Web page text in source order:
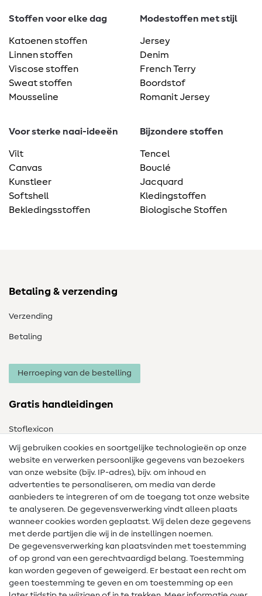
Stoffen voor elke dag
Katoenen stoffen
Linnen stoffen
Viscose stoffen
Sweat stoffen
Mousseline
Modestoffen met stijl
Jersey
Denim
French Terry
Boordstof
Romanit Jersey
Voor sterke naai-ideeën
Vilt
Canvas
Kunstleer
Softshell
Bekledingsstoffen
Bijzondere stoffen
Tencel
Bouclé
Jacquard
Kledingstoffen
Biologische Stoffen
Betaling & verzending
Verzending
Betaling
Herroeping van de bestelling
Gratis handleidingen
Stoflexicon
Naailexicon
Gratis Naaipatronen
Hulp & contact
Contact
Wijziging van eigenaar
FAQ
Herroepingsrecht
Wij gebruiken cookies en soortgelijke technologieën op onze
website en verwerken persoonlijke gegevens van bezoekers
van onze website (bijv. IP-adres), bijv. om inhoud en
advertenties te personaliseren, om media van derde
aanbieders te integreren of om de toegang tot onze website
te analyseren. De gegevensverwerking vindt alleen plaats
wanneer cookies worden geplaatst. Wij delen deze gegevens
met derde partijen die wij in de instellingen noemen.
De gegevensverwerking kan plaatsvinden met toestemming
of op grond van een gerechtvaardigd belang. Toestemming
kan worden gegeven of geweigerd. Er bestaat een recht om
geen toestemming te geven en om toestemming op een